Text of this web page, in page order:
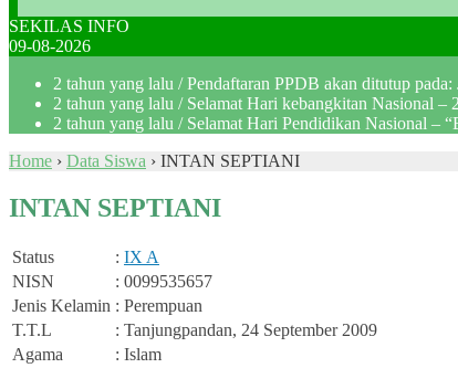
SEKILAS INFO
09-08-2026
2 tahun yang lalu / Pendaftaran PPDB akan ditutup
2 tahun yang lalu / Selamat Hari kebangkitan Nasional –
2 tahun yang lalu / Selamat Hari Pendidikan Nasional –
Home › Data Siswa › INTAN SEPTIANI
INTAN SEPTIANI
Status : IX A
NISN
: 0099535657
Jenis Kelamin : Perempuan
T.T.L
: Tanjungpandan, 24 September 2009
Agama
: Islam